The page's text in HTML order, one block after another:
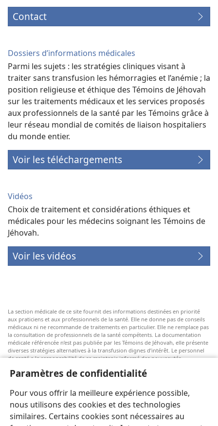
Paramètres de confidentialité
Pour vous offrir la meilleure expérience possible,
nous utilisons des cookies et des technologies
similaires. Certains cookies sont nécessaires au
Contact
Dossiers d’informations médicales
Parmi les sujets : les stratégies cliniques visant à
traiter sans transfusion les hémorragies et l’anémie ; la
position religieuse et éthique des Témoins de Jéhovah
sur les traitements médicaux et les services proposés
aux professionnels de la santé par les Témoins grâce à
leur réseau mondial de comités de liaison hospitaliers
du monde entier.
Voir les téléchargements
Vidéos
Choix de traitement et considérations éthiques et
médicales pour les médecins soignant les Témoins de
Jéhovah.
Voir les vidéos
La section médicale de ce site fournit des informations destinées en priorité
aux praticiens et aux professionnels de la santé. Elle ne donne pas de conseils
médicaux ni ne recommande de traitements en particulier. Elle ne remplace pas
la consultation de professionnels de la santé compétents. La documentation
médicale référencée n’est pas publiée par les Témoins de Jéhovah, elle présente
diverses stratégies alternatives à la transfusion dignes d’intérêt. Le personnel
de santé a la responsabilité de se maintenir informé des nouveautés
à faire des choix selon leur état de santé, leurs souhaits, leurs valeurs et leurs
acceptées par tous.
Patients : Consultez systématiquement votre médecin, ou tout autre
professionnel de la santé qualifié, pour être conseillé par rapport à un
problème médical ou à un traitement. Adressez-vous à un médecin si vous